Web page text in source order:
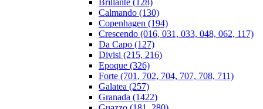
Brillante (128)
Calmando (130)
Copenhagen (194)
Crescendo (016, 031, 033, 048, 062, 117)
Da Capo (127)
Divisi (215, 216)
Epoque (326)
Forte (701, 702, 704, 707, 708, 711)
Galatea (257)
Granada (1422)